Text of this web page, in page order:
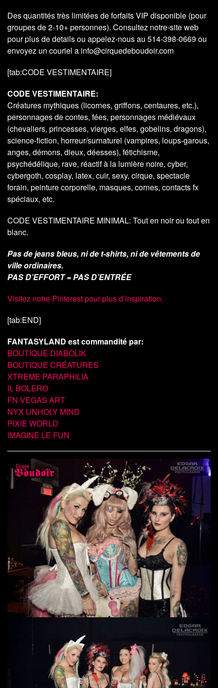
Des quantités très limitées de forfaits VIP disponible (pour
groupes de 2-10+ personnes). Consultez notre-site web
pour plus de details ou appelez-nous au 514-398-0669 ou
envoyez un couriel a info@cirquedeboudoir.com
[tab:CODE VESTIMENTAIRE]
CODE VESTIMENTAIRE:
Créatures mythiques (licornes, griffons, centaures, etc.),
personnages de contes, fées, personnages médiévaux
(chevaliers, princesses, vierges, elfes, gobelins, dragons),
science-fiction, horreur/surnaturel (vampires, loups-garous,
anges, démons, dieux, déesses), fétichisme,
psychédélique, rave, réactif à la lumière noire, cyber,
cybergoth, cosplay, latex, cuir, sexy, cirque, spectacle
forain, peinture corporelle, masques, cornes, contacts fx
spéciaux, etc.
CODE VESTIMENTAIRE MINIMAL: Tout en noir ou tout en
blanc.
Pas de jeans bleus, ni de t-shirts, ni de vêtements de
ville ordinaires.
PAS D’EFFORT = PAS D’ENTRÉE
Visitez notre Pinterest pour plus d’inspiration.
[tab:END]
FANTASYLAND est commandité par:
BOUTIQUE DIABOLIK
BOUTIQUE CRÉATURES
XTREME PARAPHILIA
IL BOLERO
FN VEGAS ART
NYX UNHOLY MIND
PIXIE WORLD
IMAGINE LE FUN